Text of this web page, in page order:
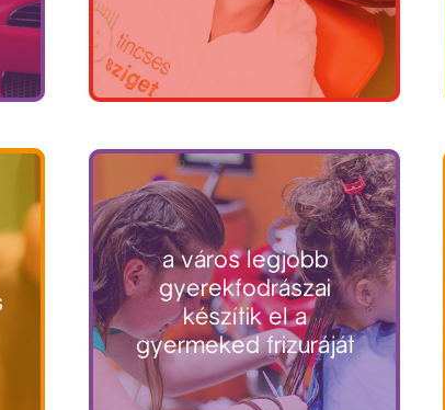
felkészülni, vigyázz,hajvágás!
a város legjobb
gyerekfodrászai
készítik el a
gyermeked frizuráját